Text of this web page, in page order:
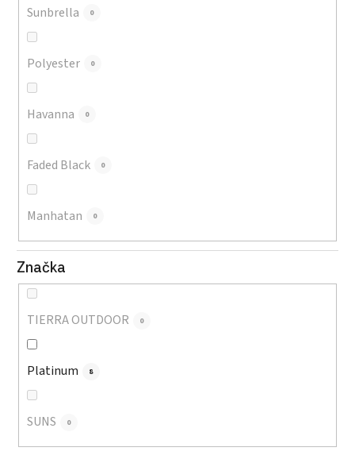
Sunbrella 0
Polyester 0
Havanna 0
Faded Black 0
Manhatan 0
Značka
TIERRA OUTDOOR 0
Platinum 8
SUNS 0